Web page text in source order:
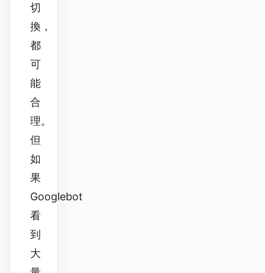
切
換，
都
可
能
合
理。
但
如
果
Googlebot
看
到
大